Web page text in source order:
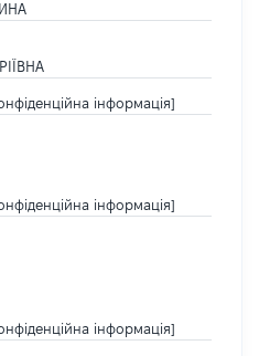
інформація]
інформація]
інформація]